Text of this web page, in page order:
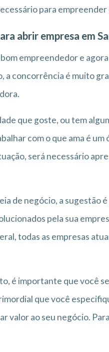
para
abrir empresa em
empreendedor e
concorrência é muito
que goste, ou tem
com o que ama é um
será necessário
de negócio, a sugestão
pela sua
todas as empresas
é importante que você
que você
valor ao seu negócio.